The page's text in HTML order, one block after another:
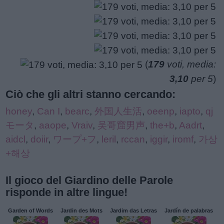
(179 voti, media:
3,10 per 5)
Ciò che gli altri stanno cercando:
honey, Can I, bearc, 外国人生活, oeenp, iapto, qj
モータ , aaope, Vraiv, 吴哥窟男声, the+b, Aadrt,
aidcl, doiir, ワープ+フ , leril, rccan, iggir, iromf, 가상
+해상
Il gioco del Giardino delle Parole
risponde in altre lingue!
Garden of Words Jardin des Mots Jardim das Letras Jardín de palabras